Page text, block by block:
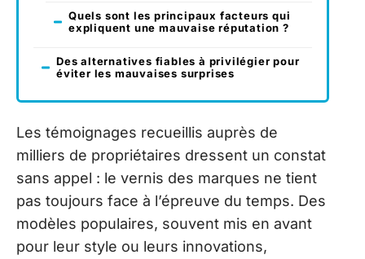
Quels sont les principaux facteurs qui
expliquent une mauvaise réputation ?
Des alternatives fiables à privilégier pour
éviter les mauvaises surprises
Les témoignages recueillis auprès de
milliers de propriétaires dressent un constat
sans appel : le vernis des marques ne tient
pas toujours face à l’épreuve du temps. Des
modèles populaires, souvent mis en avant
pour leur style ou leurs innovations,